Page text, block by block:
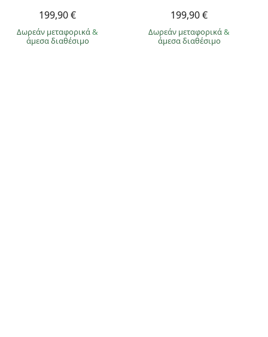
199,90 €
Δωρεάν μεταφορικά&
άμεσα διαθέσιμο
199,90 €
Δωρεάν μεταφορικά&
άμεσα διαθέσιμο